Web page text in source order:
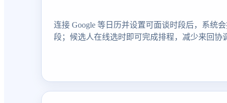
连接 Google 等日历并设置可面谈时段后，系统
段；候选人在线选时即可完成排程，减少来回协